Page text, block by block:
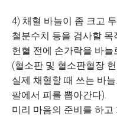
4) 채혈 바늘이 좀 크고
철분수치 등을 검사할 목
헌혈 전에 손가락을 바
(혈소판 및 혈소판혈장
실제 채혈할 때 쓰는 바
팔에서 피를 뽑아간다).
미리 마음의 준비를 하고